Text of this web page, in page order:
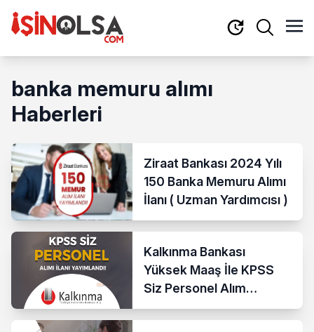
banka memuru alımı
Haberleri
Ziraat Bankası 2024 Yılı
150 Banka Memuru Alımı
İlanı ( Uzman Yardımcısı )
Kalkınma Bankası
Yüksek Maaş İle KPSS
Siz Personel Alım
Yapıyor!